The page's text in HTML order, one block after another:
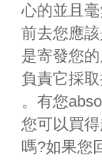
心的並且
前去您應
是寄發您
負責它採
。有您
您可以買
嗎?如果您